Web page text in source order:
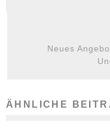
Neues
ÄHNLICHE